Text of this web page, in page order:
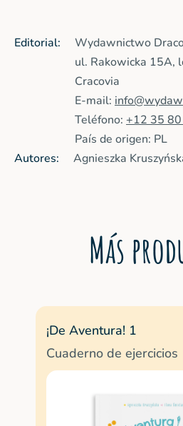
Editorial:
Wydawnictwo
ul. Rakowicka 15A,
Cracovia
E-mail:
Teléfono: +12 35
País de origen: PL
Autores:
Agnieszka
Más
¡De Aventura! 1
Cuaderno de ejercicios